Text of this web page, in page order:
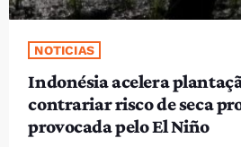
NOTICIAS
Indonésia acelera
contrariar risco de seca
provocada pelo El Niño